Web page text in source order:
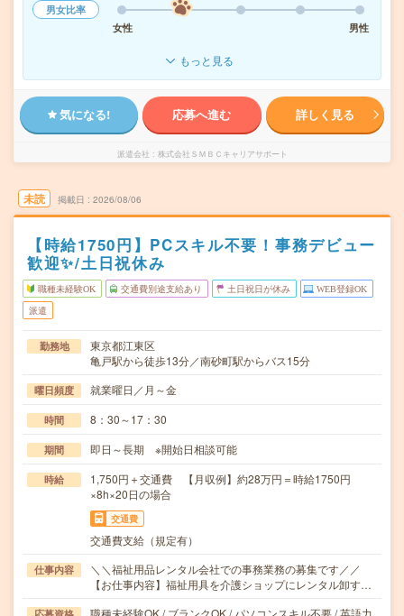
男女比率
女性
男性
もっと見る
気になる! 応募へ進む 詳しく見る
派遣会社 株式会社ＳＭＢＣキャリアサポート
未読 掲載日 2026/08/06
【時給1750円】PCスキル不要！事務デビュー
歓迎✨/土日祝休み
職種未経験OK 交通費別途支給あり 土日祝日が休み WEB登録OK
派遣
勤務地
東京都江東区
亀戸駅から徒歩13分／南砂町駅からバス15分
曜日頻度 就業曜日／月～金
時間 8：30～17：30
期間 即日～長期 ※開始日相談可能
時給
1,750円＋交通費 【月収例】約28万円＝時給1750円
×8h×20日の場合
交通費
交通費支給（規定有）
仕事内容
＼＼福祉用品レンタル会社での事務業務の募集です／／
【お仕事内容】福祉用具を介護ショップにレンタル卸す…
職種未経験OK / ブランクOK / パソコンスキル不要 / 英語力